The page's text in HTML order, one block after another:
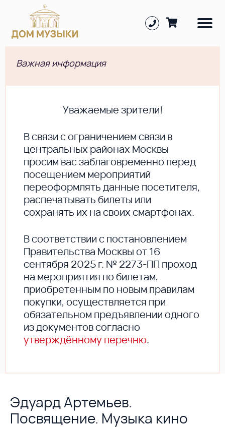
Важная информация
Уважаемые зрители!
В cвязи с ограничением связи в
центральных районах Москвы
просим вас заблаговременно перед
посещением мероприятий
переоформлять данные посетителя,
распечатывать билеты или
сохранять их на своих смартфонах.
В соответствии с постановлением
Правительства Москвы от 16
сентября 2025 г. № 2273-ПП проход
на мероприятия по билетам,
приобретенным по новым правилам
покупки, осуществляется при
обязательном предъявлении одного
из документов согласно
утверждённому перечню.
Эдуард Артемьев.
Посвящение. Музыка кино